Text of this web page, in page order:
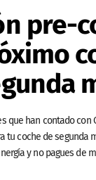
pre-
que han contado con
tu coche de segunda
y no pagues de